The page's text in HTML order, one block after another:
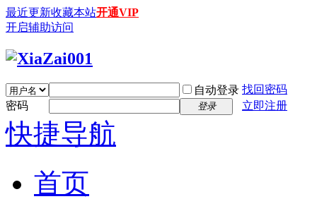
最近更新收藏本站开通VIP
开启辅助访问
自动登录 找回密码
密码
登录 立即注册
快捷导航
首页